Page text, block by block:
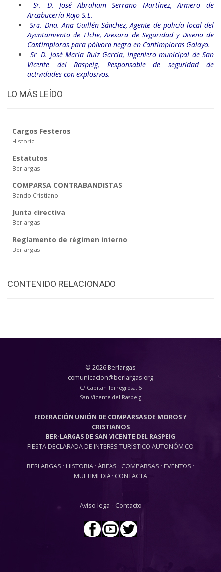
Sr. D. José Abraham Serrano Martínez, Armero de
Arcabucería Rojo S.L.
Sra. Dña. Ana Guillén Sánchez, Agente de policía local del
Ayuntamiento de Elche, Asesora de Seguridad y Diseño de
Cantimploras para pólvora negra en Cantimploras Galayo.
Sr. D. José María Ruiz García, Ingeniero municipal de San
Vicente del Raspeig, Responsable de seguridad de
actividades con explosivos.
LO MÁS LEÍDO
Cargos Festeros
Historia
Estatutos
Berlargas
COMPARSA CONTRABANDISTAS
Bando Cristiano
Junta directiva
Berlargas
Reglamento de régimen interno
Berlargas
CONTENIDO RELACIONADO
© 2026 Berlargas
comunicacion@berlargas.org
C/ Capitan Torregrosa, 5
San Vicente del Raspeig
FEDERACIÓN UNIÓN DE COMPARSAS DE MOROS Y
CRISTIANOS
BER-LARGAS DE SAN VICENTE DEL RASPEIG
FIESTA DECLARADA DE INTERÉS TURÍSTICO AUTONÓMICO
BERLARGAS · HISTORIA · ÁREAS · COMPARSAS · EVENTOS ·
MULTIMEDIA · CONTACTA
Aviso legal · Contacto